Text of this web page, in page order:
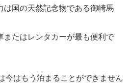
は国の天然記念物である御崎馬
またはレンタカーが最も便利で
今はもう泊まることができません